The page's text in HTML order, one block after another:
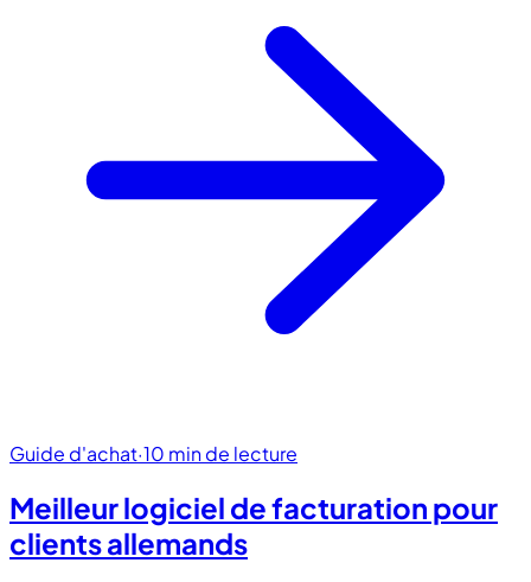
Guide d'achat·10 min de lecture
Meilleur logiciel de facturation pour
clients allemands